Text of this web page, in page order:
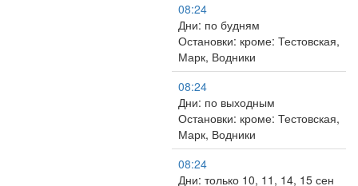
08:24
Дни: по будням
Остановки: кроме: Тестовская,
Марк, Водники
08:24
Дни: по выходным
Остановки: кроме: Тестовская,
Марк, Водники
08:24
Дни: только 10, 11, 14, 15 сен